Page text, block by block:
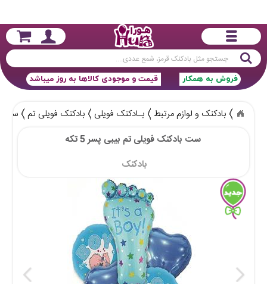
جستجو
قیمت و موجودی کالاها به روز میباشد فروش به همکار
بادکنک و لوازم مرتبط بـادکنک فویلی بادکنک فویلی تم
ست
ست بادکنک فویلی تم بیبی پسر 5 تکه
بادکنک